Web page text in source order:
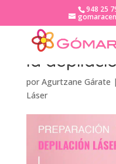
948 25
¿Cómo
la
por Agurtzane Gárate |
Láser